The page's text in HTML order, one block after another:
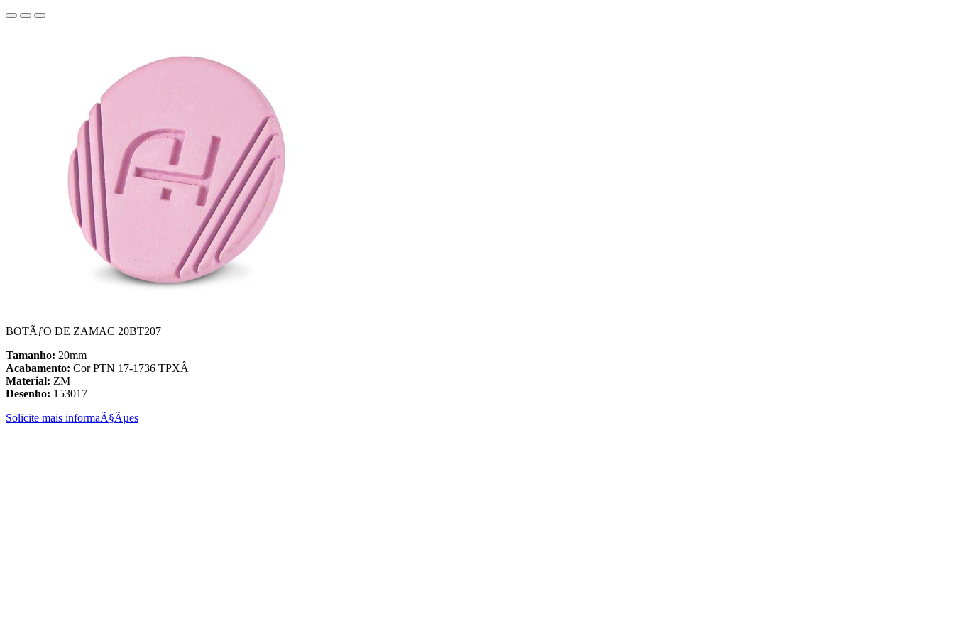
BOTÃƒO DE ZAMAC 20BT207
Tamanho: 20mm
Acabamento: Cor PTN 17-1736 TPXÂ
Material: ZM
Desenho: 153017
Solicite mais informaÃ§Ãµes